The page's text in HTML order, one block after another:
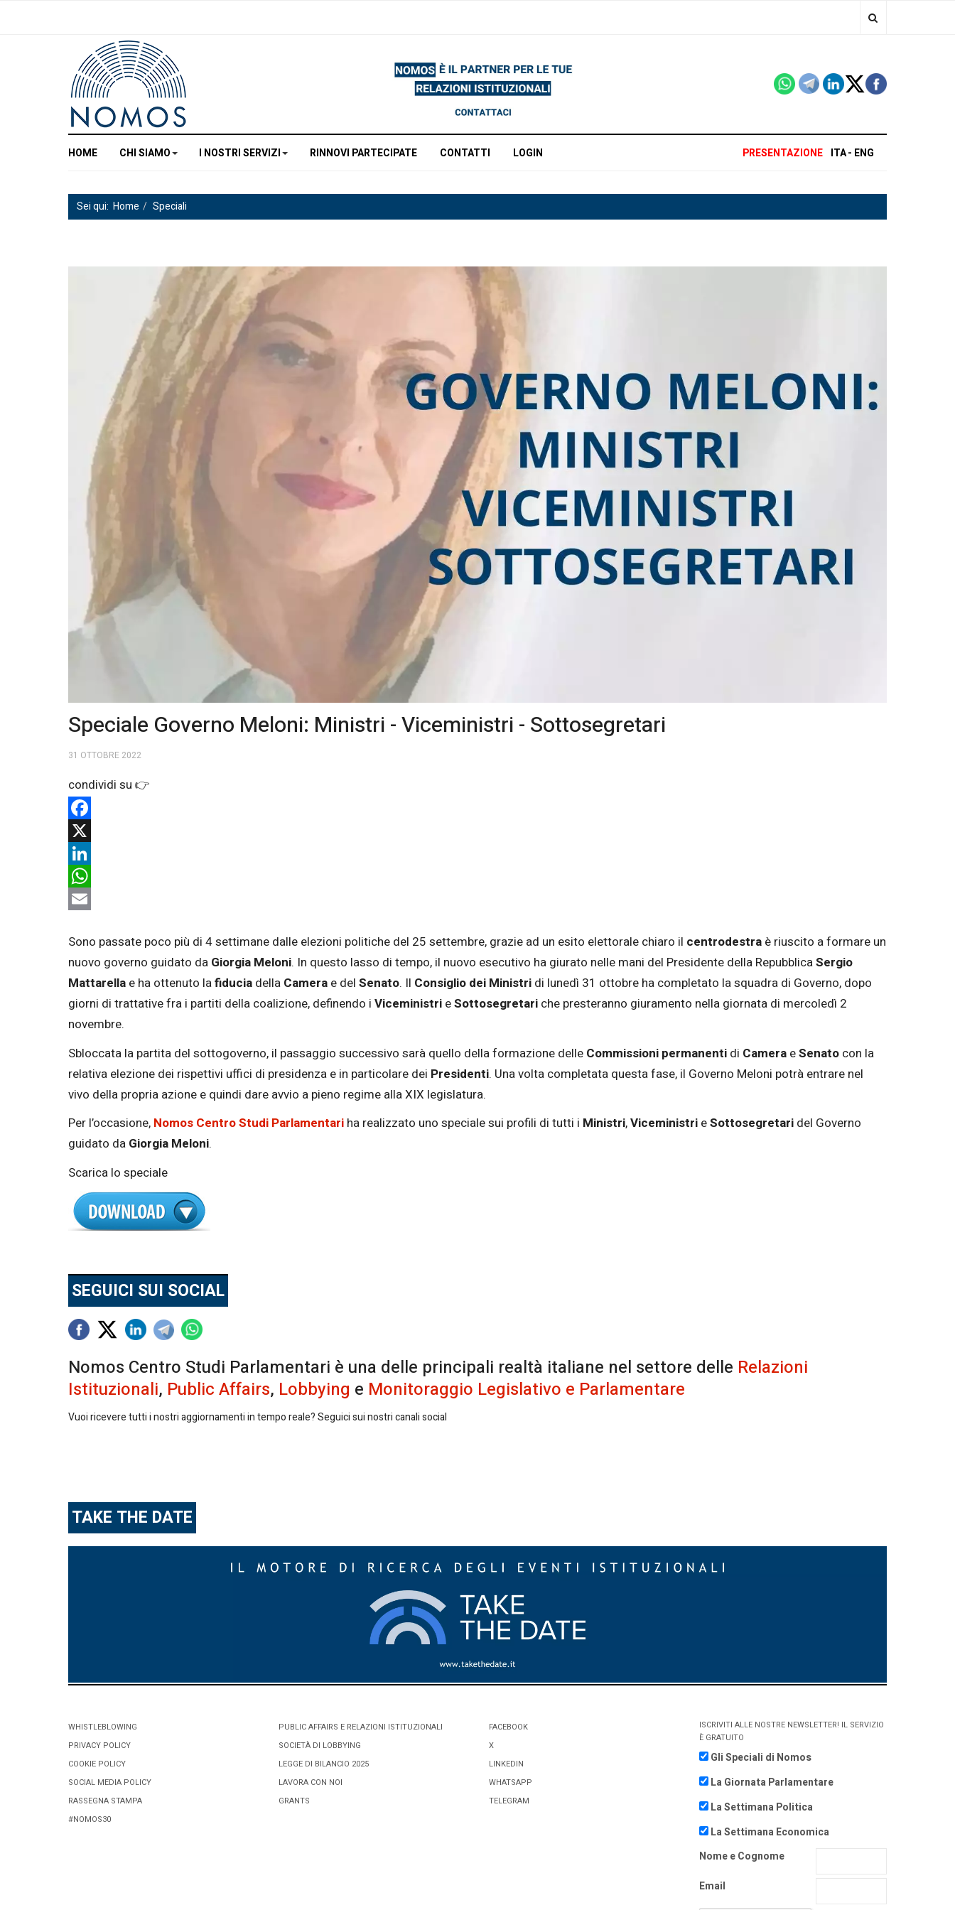
HOME CHI SIAMO I NOSTRI SERVIZI RINNOVI PARTECIPATE CONTATTI LOGIN PRESENTAZIONE ITA ENG
Sei qui: Home Speciali
Speciale Governo Meloni: Ministri - Viceministri - Sottosegretari
31 OTTOBRE 2022
Facebook
X
LinkedIn
WhatsApp
Sono passate poco più di 4 settimane dalle elezioni politiche del 25 settembre, grazie ad un esito elettorale chiaro il centrodestra è riuscito a formare un
nuovo governo guidato da Giorgia Meloni. In questo lasso di tempo, il nuovo esecutivo ha giurato nelle mani del Presidente della RepubblicaSergio
Mattarella e ha ottenuto lafiducia della Camera e del Senato. Il Consiglio dei Ministri di lunedì 31 ottobre ha completato la squadra di Governo, dopo
giorni di trattative fra i partiti della coalizione, definendo i Viceministri eSottosegretari che presteranno giuramento nella giornata di mercoledì 2
novembre.
Sbloccata la partita del sottogoverno, il passaggio successivo sarà quello della formazione delle Commissioni permanenti di Camera eSenato con la
relativa elezione dei rispettivi uffici di presidenza e in particolare dei Presidenti. Una volta completata questa fase, il Governo Meloni potrà entrare nel
vivo della propria azione e quindi dare avvio a pieno regime alla XIX legislatura.
Per l’occasione, Nomos Centro Studi Parlamentari ha realizzato uno speciale sui profili di tutti i Ministri,Viceministri eSottosegretari del Governo
guidato da Giorgia Meloni.
Scarica lo speciale
SEGUICI SUI SOCIAL
Nomos Centro Studi Parlamentari è una delle principali realtà italiane nel settore delle Relazioni
Istituzionali, Public Affairs, Lobbying e Monitoraggio Legislativo e Parlamentare
Vuoi ricevere tutti i nostri aggiornamenti in tempo reale? Seguici sui nostri canali social
TAKE THE DATE
WHISTLEBLOWING
PRIVACY POLICY
COOKIE POLICY
SOCIAL MEDIA POLICY
RASSEGNA STAMPA
#NOMOS30
PUBLIC AFFAIRS E RELAZIONI ISTITUZIONALI
SOCIETÀ DI LOBBYING
LEGGE DI BILANCIO 2025
LAVORA CON NOI
GRANTS
FACEBOOK
X
LINKEDIN
WHATSAPP
TELEGRAM
ISCRIVITI ALLE NOSTRE NEWSLETTER! IL SERVIZIO
È GRATUITO
Gli Speciali di Nomos
La Giornata Parlamentare
La Settimana Politica
La Settimana Economica
Nome e Cognome
Email